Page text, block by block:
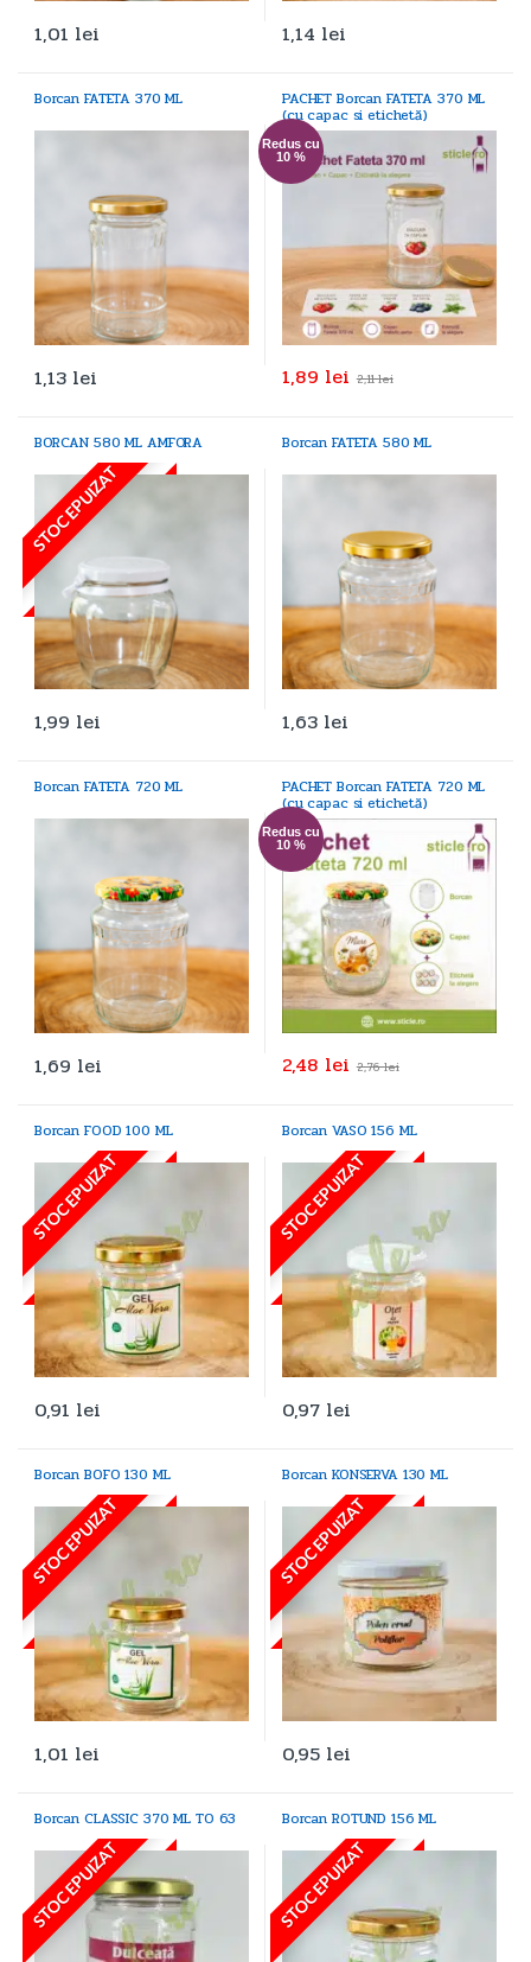
1,01 lei 1,14 lei
Borcan FATETA 370 ML
1,13 lei
PACHET Borcan FATETA 370 ML
(cu capac si etichetă)
Redus cu
10 %
1,89 lei 2,11lei
BORCAN 580 ML AMFORA
STOC EPUIZAT
1,99 lei
Borcan FATETA 580 ML
1,63 lei
Borcan FATETA 720 ML
1,69 lei
PACHET Borcan FATETA 720 ML
(cu capac si etichetă)
Redus cu
10 %
2,48 lei 2,76lei
Borcan FOOD 100 ML
STOC EPUIZAT
0,91 lei
Borcan VASO 156 ML
STOC EPUIZAT
0,97 lei
Borcan BOFO 130 ML
STOC EPUIZAT
1,01 lei
Borcan KONSERVA 130 ML
STOC EPUIZAT
0,95 lei
Borcan CLASSIC 370 ML TO 63
STOC EPUIZAT
Borcan ROTUND 156 ML
STOC EPUIZAT